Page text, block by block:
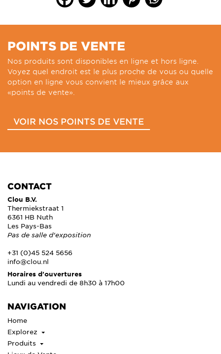
POINTS DE VENTE
Nos produits sont disponibles en ligne et hors ligne.
Voyez quel endroit est le plus proche de vous ou quelle
option en ligne vous convient le mieux grâce aux
«points de vente».
VOIR NOS POINTS DE VENTE
CONTACT
Clou B.V.
Thermiekstraat 1
6361 HB Nuth
Les Pays-Bas
Pas de salle d'exposition
+31 (0)45 524 5656
info@clou.nl
Horaires d'ouvertures
Lundi au vendredi de 8h30 à 17h00
NAVIGATION
Home
Explorez
Produits